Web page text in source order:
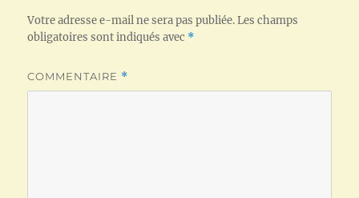
Votre adresse e-mail ne sera pas publiée. Les champs
obligatoires sont indiqués avec *
COMMENTAIRE *